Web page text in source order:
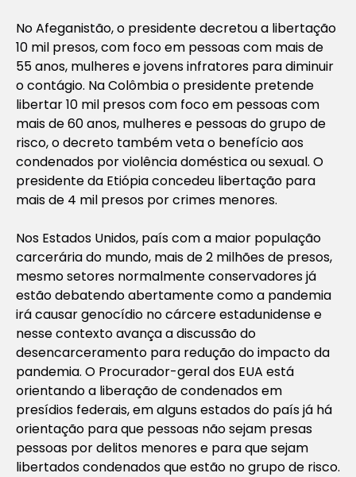
No Afeganistão, o presidente decretou a libertação
10 mil presos, com foco em pessoas com mais de
55 anos, mulheres e jovens infratores para diminuir
o contágio. Na Colômbia o presidente pretende
libertar 10 mil presos com foco em pessoas com
mais de 60 anos, mulheres e pessoas do grupo de
risco, o decreto também veta o benefício aos
condenados por violência doméstica ou sexual. O
presidente da Etiópia concedeu libertação para
mais de 4 mil presos por crimes menores.
Nos Estados Unidos, país com a maior população
carcerária do mundo, mais de 2 milhões de presos,
mesmo setores normalmente conservadores já
estão debatendo abertamente como a pandemia
irá causar genocídio no cárcere estadunidense e
nesse contexto avança a discussão do
desencarceramento para redução do impacto da
pandemia. O Procurador-geral dos EUA está
orientando a liberação de condenados em
presídios federais, em alguns estados do país já há
orientação para que pessoas não sejam presas
pessoas por delitos menores e para que sejam
libertados condenados que estão no grupo de risco.